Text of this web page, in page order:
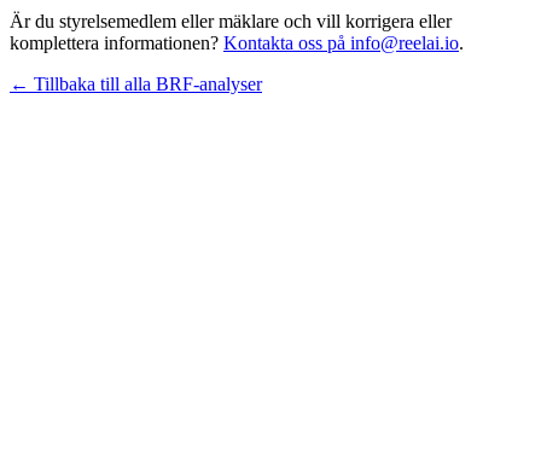
Är du styrelsemedlem eller mäklare och vill korrigera eller
komplettera informationen? Kontakta oss på info@reelai.io.
← Tillbaka till alla BRF-analyser